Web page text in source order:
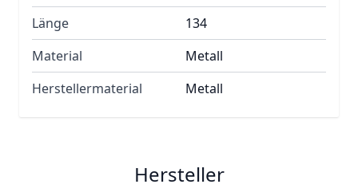
Länge
134
Material
Metall
Herstellermaterial
Metall
Hersteller